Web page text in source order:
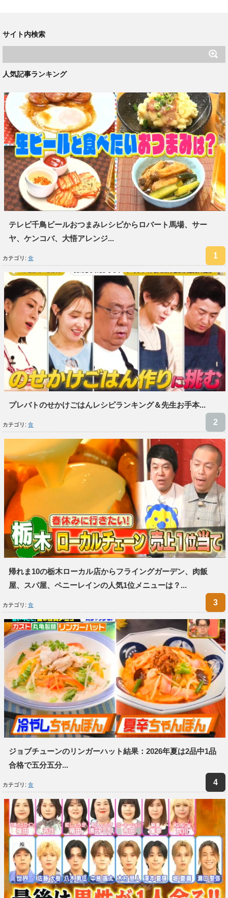
サイト内検索
人気記事ランキング
テレビ千鳥ビールおつまみレシピからロバート馬場、サー
ヤ、ケンコバ、大悟アレンジ...
カテゴリ: 食
プレバトのせかけごはんレシピランキング＆先生お手本...
カテゴリ: 食
帰れま10の栃木ローカル店からフライングガーデン、肉飯
屋、スパ屋、ペニーレインの人気1位メニューは？...
カテゴリ: 食
ジョブチューンのリンガーハット結果：2026年夏は2品中1品
合格で五分五分...
カテゴリ: 食